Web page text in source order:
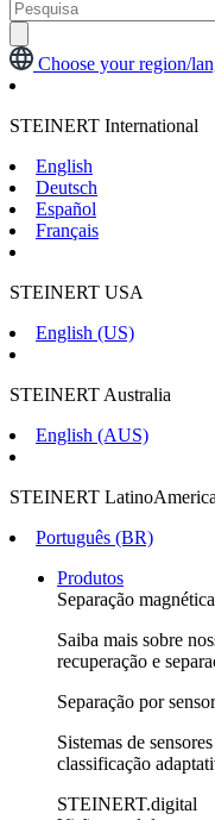
Choose your region/
STEINERT International
English
Deutsch
Español
Français
STEINERT USA
English (US)
STEINERT Australia
English (AUS)
STEINERT
Português (BR)
Produtos
Separação magnética
Saiba mais sobre
recuperação e
Separação por
Sistemas de
classificação
STEINERT.digital